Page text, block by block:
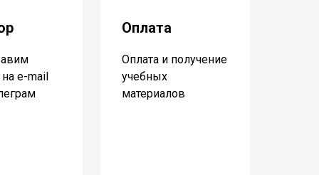
e-mail
Оплата
Оплата и получение
учебных
материалов